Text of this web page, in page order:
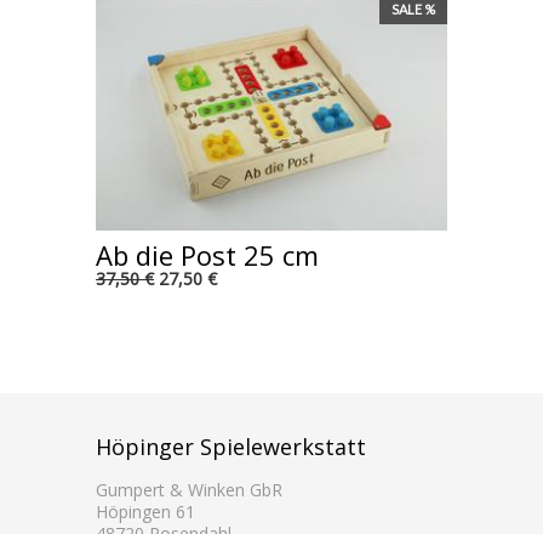
SALE %
Ab die Post 25 cm
37,50 €27,50 €
Höpinger Spielewerkstatt
Gumpert & Winken GbR
Höpingen 61